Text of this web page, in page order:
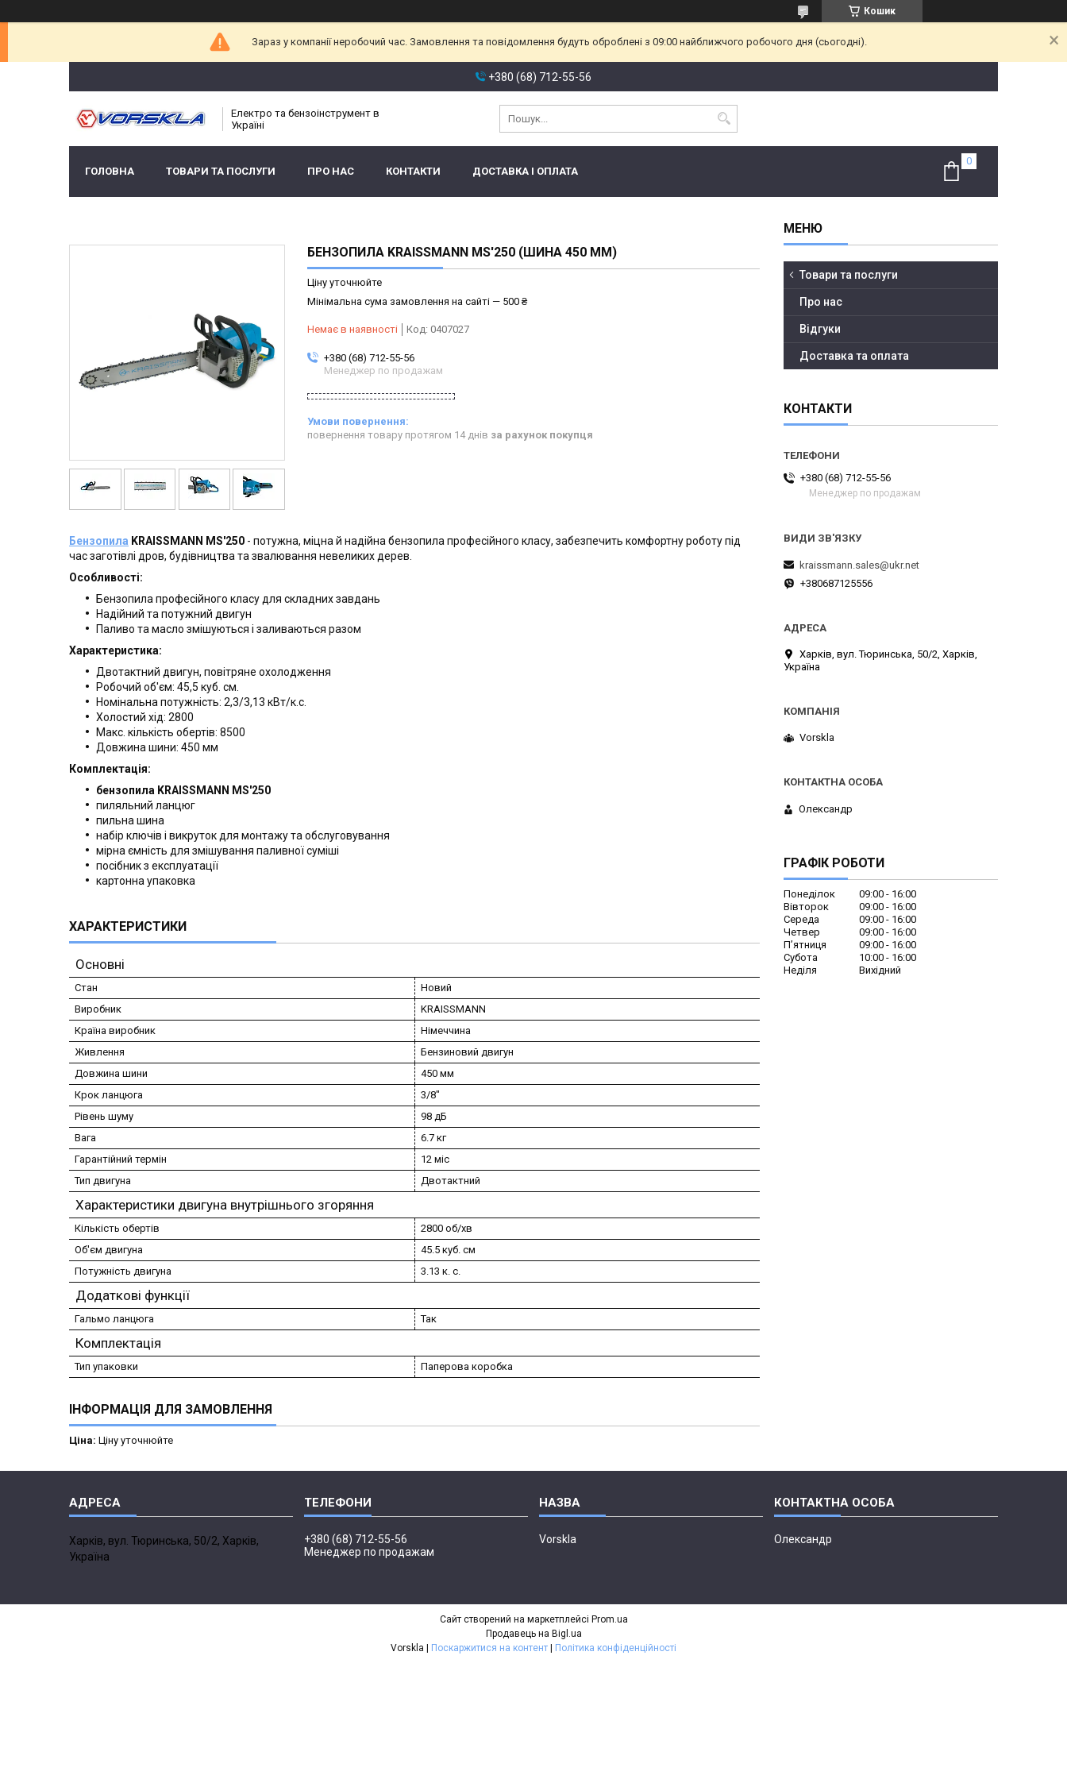
Кошик
Зараз у компанії неробочий час. Замовлення та повідомлення будуть оброблені з 09:00 найближчого робочого дня (сьогодні).
+380 (68) 712-55-56
Електро та бензоінструмент в
Україні
ГОЛОВНА ТОВАРИ ТА ПОСЛУГИ ПРО НАС КОНТАКТИ ДОСТАВКА І ОПЛАТА
БЕНЗОПИЛА KRAISSMANN MS'250 (ШИНА 450 ММ)
Ціну уточнюйте
Мінімальна сума замовлення на сайті — 500 ₴
Немає в наявності Код: 0407027
+380 (68) 712-55-56
Менеджер по продажам
повернення товару протягом 14 днів за рахунок покупця
Бензопила KRAISSMANN MS'250 - потужна, міцна й надійна бензопила професійного класу, забезпечить комфортну роботу під
час заготівлі дров, будівництва та звалювання невеликих дерев.
Особливості:
Бензопила професійного класу для складних завдань
Надійний та потужний двигун
Паливо та масло змішуються і заливаються разом
Характеристика:
Двотактний двигун, повітряне охолодження
Робочий об'єм: 45,5 куб. см.
Номінальна потужність: 2,3/3,13 кВт/к.с.
Холостий хід: 2800
Макс. кількість обертів: 8500
Довжина шини: 450 мм
Комплектація:
бензопила KRAISSMANN MS'250
пиляльний ланцюг
пильна шина
набір ключів і викруток для монтажу та обслуговування
мірна ємність для змішування паливної суміші
посібник з експлуатації
картонна упаковка
ХАРАКТЕРИСТИКИ
Основні
Стан
Новий
Виробник
KRAISSMANN
Країна виробник
Німеччина
Живлення
Бензиновий двигун
Довжина шини
450 мм
Крок ланцюга
3/8"
Рівень шуму
98 дБ
Вага
6.7 кг
Гарантійний термін
12 міс
Тип двигуна
Двотактний
Характеристики двигуна внутрішнього згоряння
Кількість обертів
2800 об/хв
Об'єм двигуна
45.5 куб. см
Потужність двигуна
3.13 к. с.
Додаткові функції
Гальмо ланцюга Так
Комплектація
Тип упаковки Паперова коробка
ІНФОРМАЦІЯ ДЛЯ ЗАМОВЛЕННЯ
Ціна: Ціну уточнюйте
Товари та послуги
Про нас
Відгуки
Доставка та оплата
КОНТАКТИ
+380 (68) 712-55-56
Менеджер по продажам
kraissmann.sales@ukr.net
+380687125556
Харків, вул. Тюринська, 50/2, Харків,
Україна
Vorskla
Олександр
ГРАФІК РОБОТИ
Понеділок 09:00
16:00
Вівторок
09:00
16:00
Середа
09:00
16:00
Четвер
09:00
16:00
Пʼятниця
09:00
16:00
Субота
10:00
16:00
Неділя
Вихідний
Харків, вул. Тюринська, 50/2, Харків,
Україна
+380 (68) 712-55-56
Менеджер по продажам
Vorskla Олександр
Сайт створений на маркетплейсі Prom.ua
Продавець на Bigl.ua
Поскаржитися на контент Політика конфіденційності